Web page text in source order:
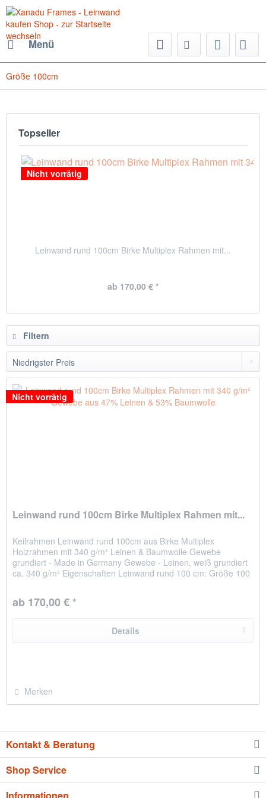
Menü
Größe 100cm
Topseller
Nicht vorrätig
Leinwand rund 100cm Birke Multiplex Rahmen mit...
ab 170,00 € *
Filtern
Nicht vorrätig
Leinwand rund 100cm Birke Multiplex Rahmen mit...
Keilrahmen Leinwand rund 100cm aus Birke Multiplex
Holzrahmen mit 340 g/m² Leinen & Baumwolle Gewebe
grundiert - Made in Germany Gewebe - Leinen, weiß grundiert
ca. 340 g/m² Eigenschaften Leinwand rund 100 cm: Größe 100
ab 170,00 € *
Details
Merken
Kontakt & Beratung
Shop Service
Informationen